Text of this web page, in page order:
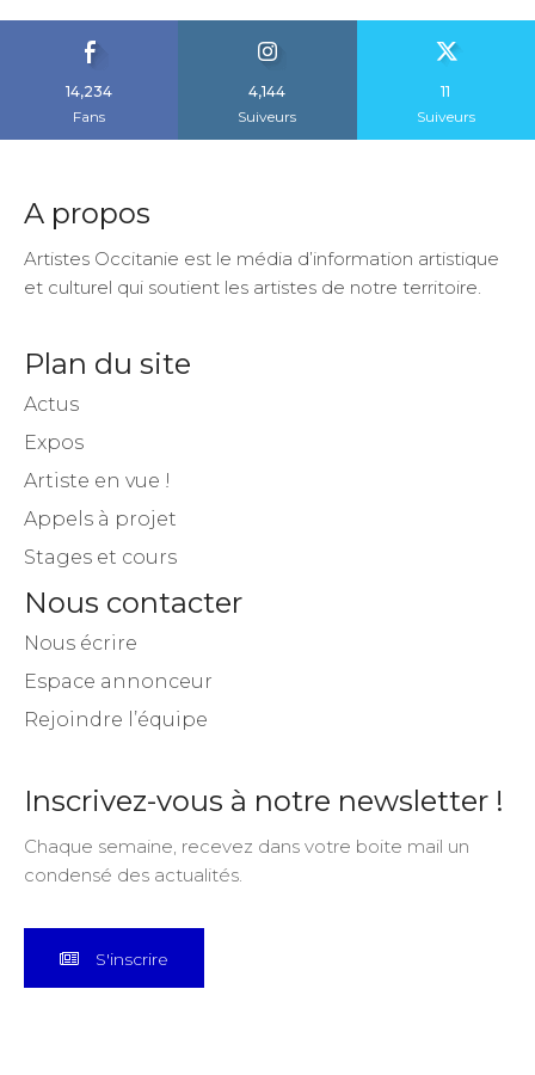
14,234
Fans
4,144
Suiveurs
11
Suiveurs
A propos
Artistes Occitanie est le média d’information artistique
et culturel qui soutient les artistes de notre territoire.
Plan du site
Actus
Expos
Artiste en vue !
Appels à projet
Stages et cours
Nous contacter
Nous écrire
Espace annonceur
Rejoindre l’équipe
Inscrivez-vous à notre newsletter !
Chaque semaine, recevez dans votre boite mail un
condensé des actualités.
S'inscrire